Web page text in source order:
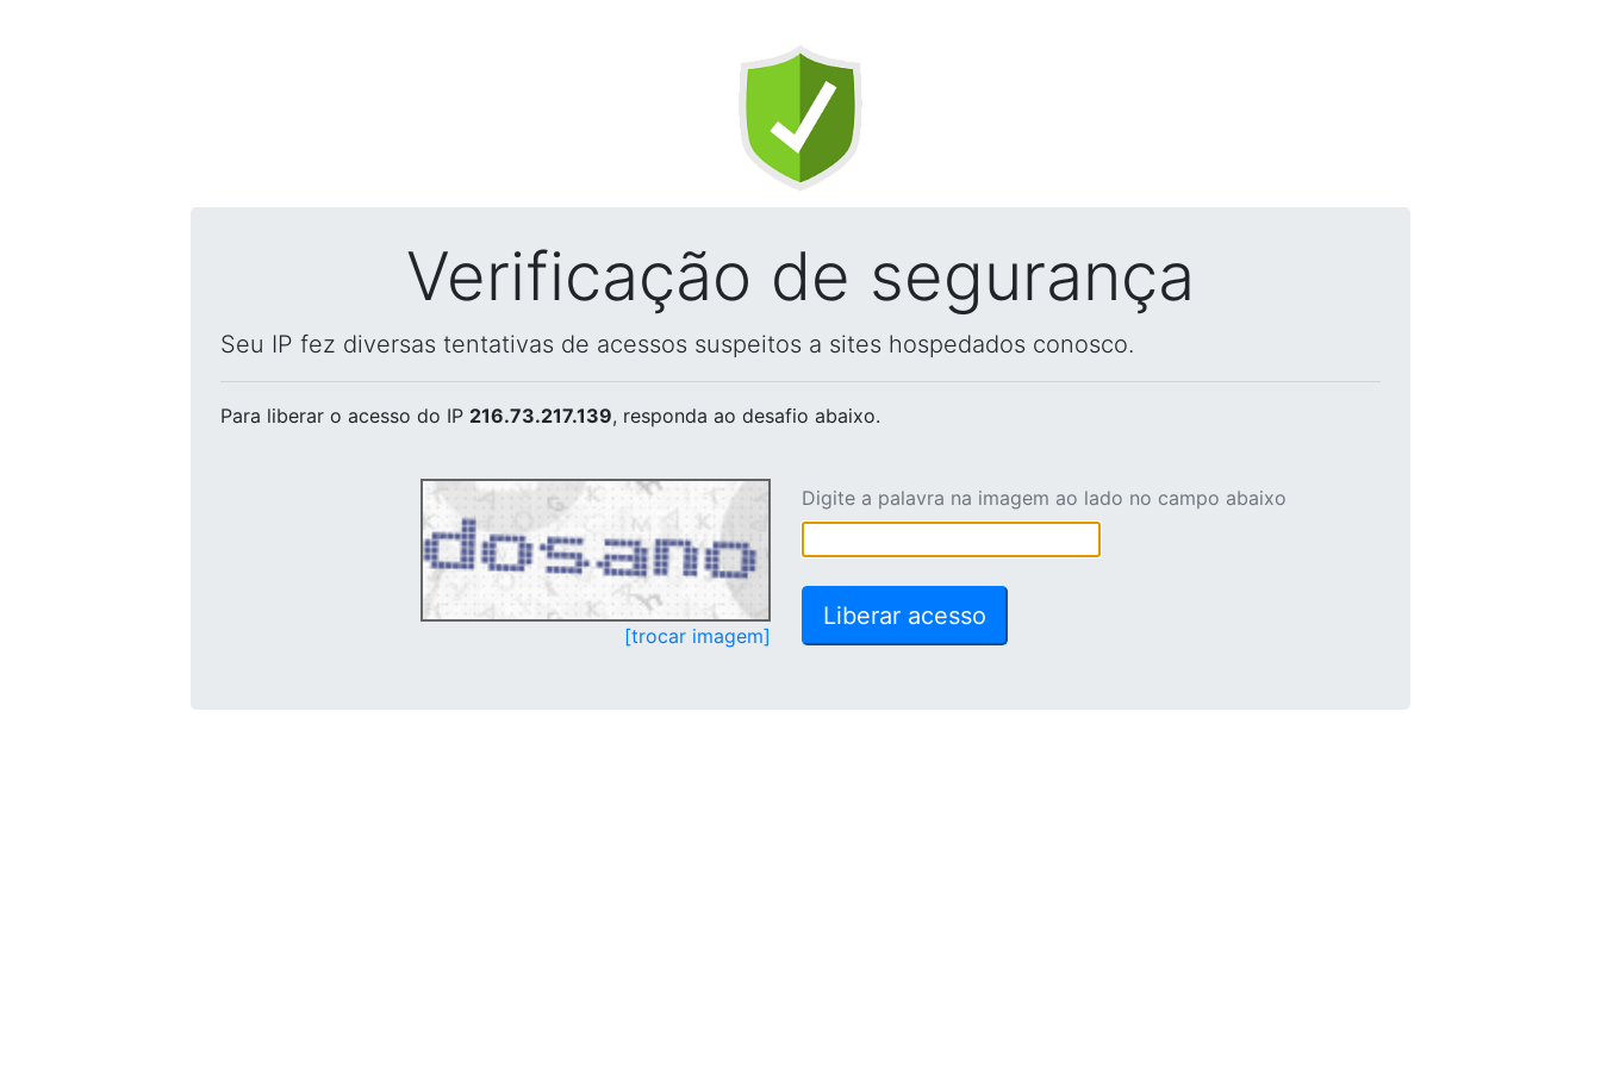
Verificação de segurança
Seu IP fez diversas tentativas de acessos suspeitos a sites hospedados conosco.
Para liberar o acesso do IP 216.73.217.139, responda ao desafio abaixo.
[trocar imagem]
Digite a palavra na imagem ao lado no campo abaixo